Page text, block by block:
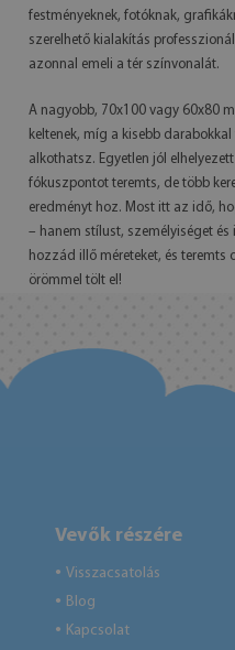
festményeknek, fotóknak,
szerelhető kialakítás
azonnal emeli a tér színvonalát.
A nagyobb, 70x100 vagy 60x80
keltenek, míg a kisebb
alkothatsz. Egyetlen jól
fókuszpontot teremts, de több
eredményt hoz. Most itt az idő,
– hanem stílust, személyiséget
hozzád illő méreteket, és
örömmel tölt el!
Vevők részére
● Visszacsatolás
● Blog
● Kapcsolat